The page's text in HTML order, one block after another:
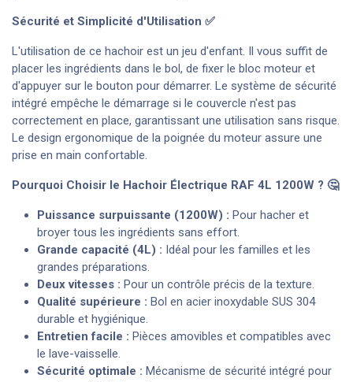
Sécurité et Simplicité d'Utilisation ✅
L'utilisation de ce hachoir est un jeu d'enfant. Il vous suffit de
placer les ingrédients dans le bol, de fixer le bloc moteur et
d'appuyer sur le bouton pour démarrer. Le système de sécurité
intégré empêche le démarrage si le couvercle n'est pas
correctement en place, garantissant une utilisation sans risque.
Le design ergonomique de la poignée du moteur assure une
prise en main confortable.
Pourquoi Choisir le Hachoir Électrique RAF 4L 1200W ? 🤔
Puissance surpuissante (1200W) : Pour hacher et
broyer tous les ingrédients sans effort.
Grande capacité (4L) : Idéal pour les familles et les
grandes préparations.
Deux vitesses : Pour un contrôle précis de la texture.
Qualité supérieure : Bol en acier inoxydable SUS 304
durable et hygiénique.
Entretien facile : Pièces amovibles et compatibles avec
le lave-vaisselle.
Sécurité optimale : Mécanisme de sécurité intégré pour